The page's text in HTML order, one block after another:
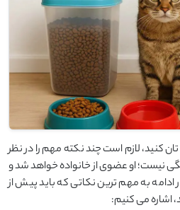
کنید، لازم است چند نکته مهم را در نظر
نیست؛ او عضوی از خانواده خواهد شد و
به مهم ‌ترین نکاتی که باید پیش از
اشاره می ‌کنیم: